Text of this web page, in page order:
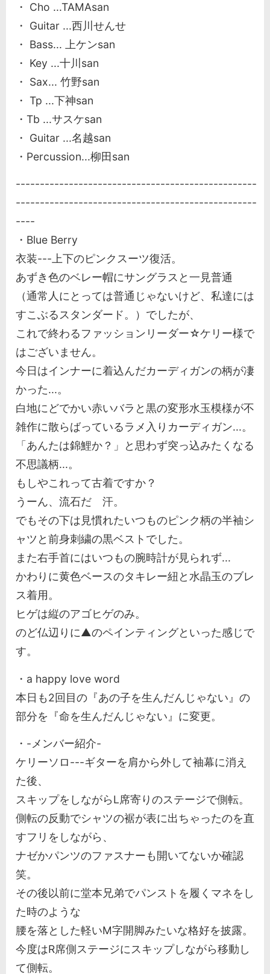
・ Cho ...TAMAsan
・ Guitar ...西川せんせ
・ Bass... 上ケンsan
・ Key ...十川san
・ Sax... 竹野san
・ Tp ...下神san
・Tb ...サスケsan
・ Guitar ...名越san
・Percussion...柳田san
--------------------------------------------------
--------------------------------------------------
----
・Blue Berry
衣装---上下のピンクスーツ復活。
あずき色のベレー帽にサングラスと一見普通
（通常人にとっては普通じゃないけど、私達には
すこぶるスタンダード。）でしたが、
これで終わるファッションリーダー☆ケリー様で
はございません。
今日はインナーに着込んだカーディガンの柄が凄
かった...。
白地にどでかい赤いバラと黒の変形水玉模様が不
雑作に散らばっているラメ入りカーディガン...。
「あんたは錦鯉か？」と思わず突っ込みたくなる
不思議柄...。
もしやこれって古着ですか？
うーん、流石だ 汗。
でもその下は見慣れたいつものピンク柄の半袖シ
ャツと前身刺繍の黒ベストでした。
また右手首にはいつもの腕時計が見られず...
かわりに黄色ベースのタキレー紐と水晶玉のブレ
ス着用。
ヒゲは縦のアゴヒゲのみ。
のど仏辺りに▲のペインティングといった感じで
す。
・a happy love word
本日も2回目の『あの子を生んだんじゃない』の
部分を『命を生んだんじゃない』に変更。
・-メンバー紹介-
ケリーソロ---ギターを肩から外して袖幕に消え
た後、
スキップをしながらL席寄りのステージで側転。
側転の反動でシャツの裾が表に出ちゃったのを直
すフリをしながら、
ナゼかパンツのファスナーも開いてないか確認
笑。
その後以前に堂本兄弟でパンストを履くマネをし
た時のような
腰を落とした軽いM字開脚みたいな格好を披露。
今度はR席側ステージにスキップしながら移動し
て側転。